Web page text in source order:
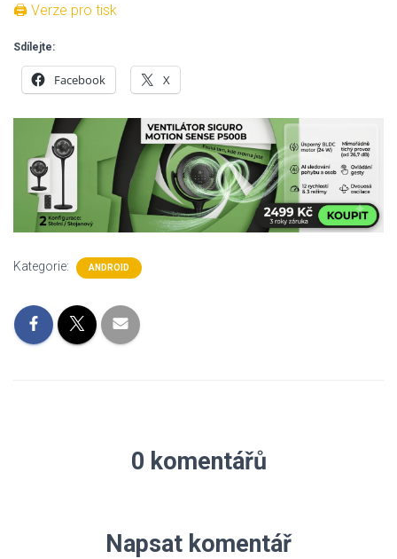
🖨 Verze pro tisk
Sdílejte:
Facebook X
Kategorie: ANDROID
0 komentářů
Napsat komentář